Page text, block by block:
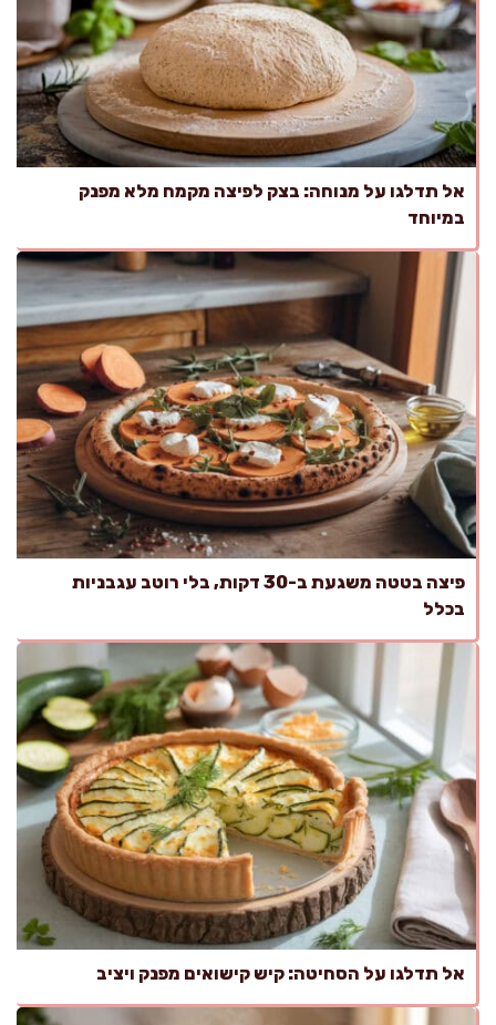
אל תדלגו על מנוחה: בצק לפיצה מקמח מלא מפנק
במיוחד
פיצה בטטה משגעת ב-30 דקות, בלי רוטב עגבניות
בכלל
אל תדלגו על הסחיטה: קיש קישואים מפנק ויציב